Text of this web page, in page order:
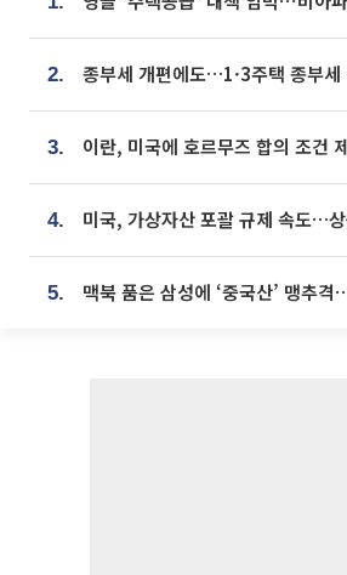
2.
3.
4.
5.